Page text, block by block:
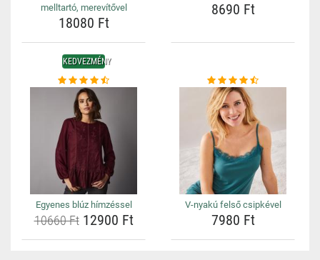
melltartó, merevítővel
18080 Ft
8690 Ft
KEDVEZMÉNY
Egyenes blúz hímzéssel
10660 Ft12900 Ft
V-nyakú felső csipkével
7980 Ft